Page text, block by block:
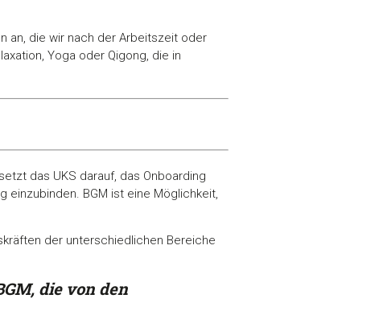
an, die wir nach der Arbeitszeit oder
Yoga oder Qigong, die in
das UKS darauf, das Onboarding
BGM ist eine Möglichkeit,
der unterschiedlichen Bereiche
die von den